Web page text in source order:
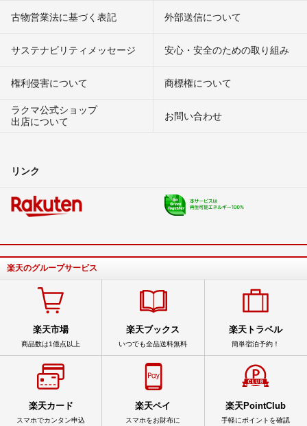
古物営業法に基づく表記 外部送信について
サステナビリティメッセージ 安心・安全のための取り組み
権利侵害について
商標権について
ラクマ公式ショップ
出店について
お問い合わせ
リンク
楽天のグループサービス
楽天市場
商品数は1億点以上
楽天ブックス
いつでも全品送料無料
楽天トラベル
簡単宿泊予約！
楽天カード
スマホでカンタン申込
楽天ペイ
スマホをお財布に
楽天PointClub
手軽にポイントを確認